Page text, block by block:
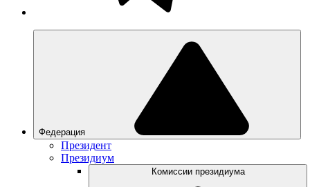
Федерация
Президент
Президиум
Комиссии президиума